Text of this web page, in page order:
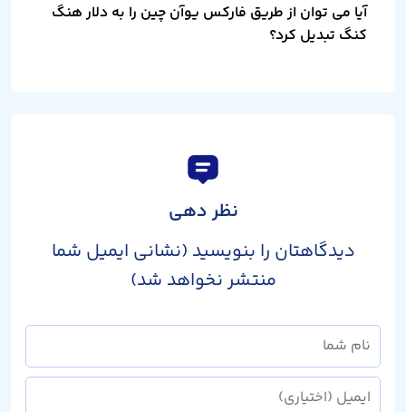
آیا می توان از طریق فارکس یوآن چین را به دلار هنگ
کنگ تبدیل کرد؟
نظر دهی
دیدگاهتان را بنویسید (نشانی ایمیل شما
منتشر نخواهد شد)